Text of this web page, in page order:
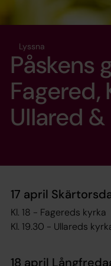
Lyssna
Påskens
Fagered,
Ullared
17 april
Kl. 18 - Fagereds kyrka
Kl. 19.30 - Ullareds
18 april